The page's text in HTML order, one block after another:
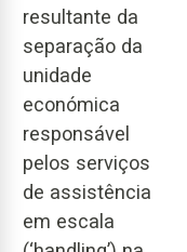
resultante da
separação da
unidade
económica
responsável
pelos serviços
de assistência
em escala